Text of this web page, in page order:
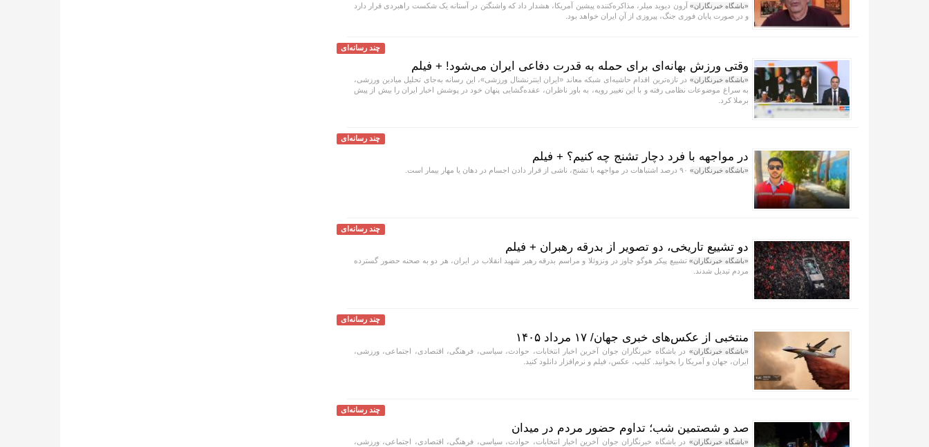
«باشگاه خبرنگاران» آرون دیوید میلر، مذاکره‌کننده پیشین آمریکا، هشدار داد که واشنگتن در آستانه یک شکست راهبردی قرار دارد
و در صورت پایان فوری جنگ، پیروزی از آنِ ایران خواهد بود.
چند رسانه‌ای
وقتی ورزش بهانه‌ای برای حمله به قدرت دفاعی ایران می‌شود! + فیلم
«باشگاه خبرنگاران» در تازه‌ترین اقدام حاشیه‌ای شبکه معاند «ایران اینترنشنال ورزشی»، این رسانه به‌جای تحلیل میادین ورزشی،
به سراغ موضوعات نظامی رفته و با این تغییر رویه، به باور ناظران، عقده‌گشایی پنهان خود در پوشش اخبار ایران را بیش از پیش
برملا کرد.
چند رسانه‌ای
در مواجهه با فرد دچار تشنج چه کنیم؟ + فیلم
«باشگاه خبرنگاران»
چند رسانه‌ای
دو تشییع تاریخی، دو تصویر از بدرقه رهبران + فیلم
«باشگاه خبرنگاران»تشییع پیکر هوگو چاوز در ونزوئلا و مراسم بدرقه رهبر شهید انقلاب در ایران، هر دو به صحنه حضور گسترده
مردم تبدیل شدند.
چند رسانه‌ای
منتخبی از عکس‌های خبری جهان/ ۱۷ مرداد ۱۴۰۵
«باشگاه خبرنگاران» در باشگاه خبرنگاران جوان آخرین اخبار انتخابات، حوادث، سیاسی، فرهنگی، اقتصادی، اجتماعی، ورزشی،
ایران، جهان و آمریکا را بخوانید. کلیپ، عکس، فیلم و نرم‌افزار دانلود کنید.
چند رسانه‌ای
صد و شصتمین شب؛ تداوم حضور مردم در میدان
«باشگاه خبرنگاران» در باشگاه خبرنگاران جوان آخرین اخبار انتخابات، حوادث، سیاسی، فرهنگی، اقتصادی، اجتماعی، ورزشی،